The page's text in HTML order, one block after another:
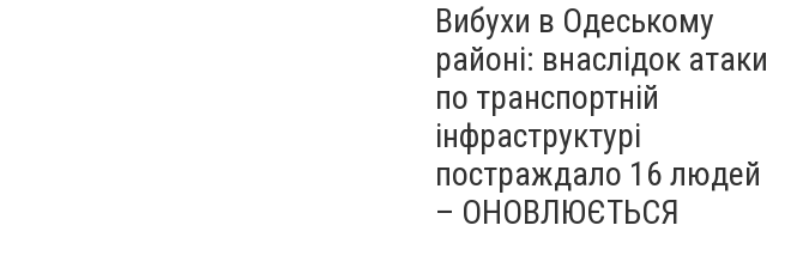
Вибухи в Одеському
районі: внаслідок атаки
по транспортній
інфраструктурі
постраждало 16 людей
– ОНОВЛЮЄТЬСЯ